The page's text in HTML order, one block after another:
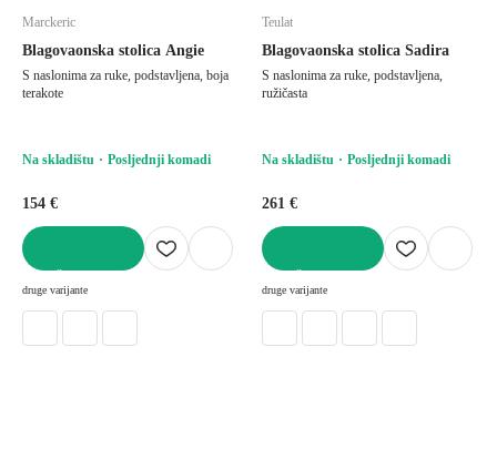
Marckeric
Blagovaonska stolica Angie
S naslonima za ruke, podstavljena, boja
terakote
Na skladištu Posljednji komadi
154 €
druge varijante
Teulat
Blagovaonska stolica Sadira
S naslonima za ruke, podstavljena,
ružičasta
Na skladištu Posljednji komadi
261 €
druge varijante